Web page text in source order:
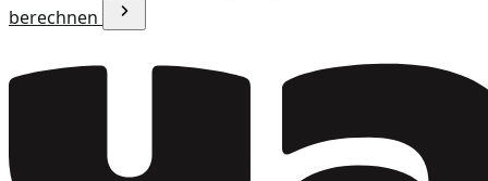
berechnen